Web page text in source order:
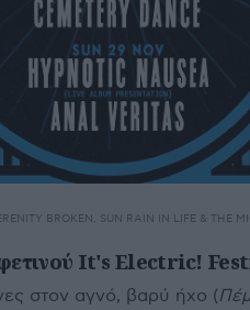
BROKEN, SUN RAIN IN LIFE & THE
φετινού It's Electric!
στον αγνό, βαρύ ήχο (